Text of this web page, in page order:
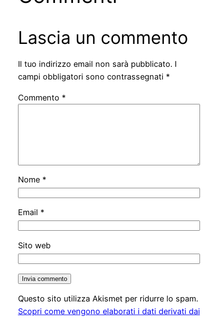
Lascia un commento
Il tuo indirizzo email non sarà pubblicato. I
campi obbligatori sono contrassegnati *
Commento *
Nome *
Email *
Sito web
Questo sito utilizza Akismet per ridurre lo spam.
Scopri come vengono elaborati i dati derivati dai